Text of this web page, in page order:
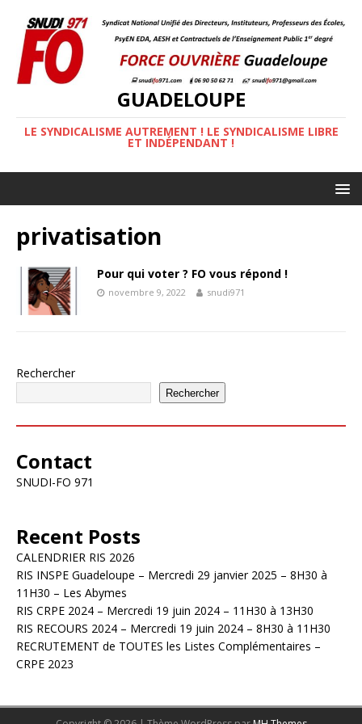
GUADELOUPE
LE SYNDICALISME AUTREMENT ! LE SYNDICALISME LIBRE
ET INDÉPENDANT !
privatisation
Pour qui voter ? FO vous répond !
novembre 9, 2022 snudi971
Rechercher
Rechercher
Contact
SNUDI-FO 971
Recent Posts
CALENDRIER RIS 2026
RIS INSPE Guadeloupe – Mercredi 29 janvier 2025 – 8H30 à
11H30 – Les Abymes
RIS CRPE 2024 – Mercredi 19 juin 2024 – 11H30 à 13H30
RIS RECOURS 2024 – Mercredi 19 juin 2024 – 8H30 à 11H30
RECRUTEMENT de TOUTES les Listes Complémentaires –
CRPE 2023